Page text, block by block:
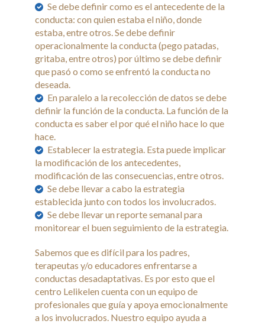
Se debe definir como es el antecedente de la
conducta: con quien estaba el niño, donde
estaba, entre otros. Se debe definir
operacionalmente la conducta (pego patadas,
gritaba, entre otros) por último se debe definir
que pasó o como se enfrentó la conducta no
deseada.
En paralelo a la recolección de datos se debe
definir la función de la conducta. La función de la
conducta es saber el por qué el niño hace lo que
hace.
Establecer la estrategia. Esta puede implicar
la modificación de los antecedentes,
modificación de las consecuencias, entre otros.
Se debe llevar a cabo la estrategia
establecida junto con todos los involucrados.
Se debe llevar un reporte semanal para
monitorear el buen seguimiento de la estrategia.
Sabemos que es difícil para los padres,
terapeutas y/o educadores enfrentarse a
conductas desadaptativas. Es por esto que el
centro Lelikelen cuenta con un equipo de
profesionales que guía y apoya emocionalmente
a los involucrados. Nuestro equipo ayuda a